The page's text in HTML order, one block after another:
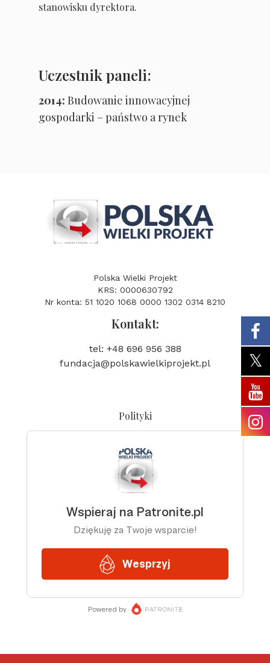
stanowisku dyrektora.
Uczestnik paneli:
2014: Budowanie innowacyjnej
gospodarki – państwo a rynek
Polska Wielki Projekt
KRS: 0000630792
Nr konta: 51 1020 1068 0000 1302 0314 8210
Kontakt:
tel: +48 696 956 388
fundacja@polskawielkiprojekt.pl
Polityki